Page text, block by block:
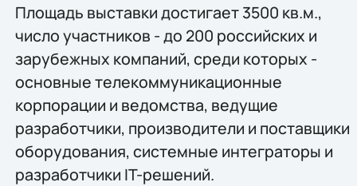
Площадь выставки достигает 3500 кв.м.,
число участников - до 200 российских и
зарубежных компаний, среди которых -
основные телекоммуникационные
корпорации и ведомства, ведущие
разработчики, производители и поставщики
оборудования, системные интеграторы и
разработчики IT-решений.